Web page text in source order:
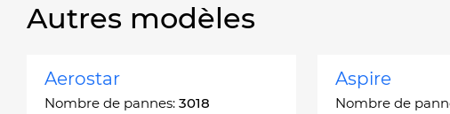
Autres modèles
Aerostar
Nombre de pannes: 3018
Aspire
Nombre de